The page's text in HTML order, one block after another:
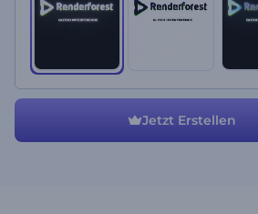
Jetzt Erstellen